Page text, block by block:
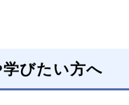
びたい方へ